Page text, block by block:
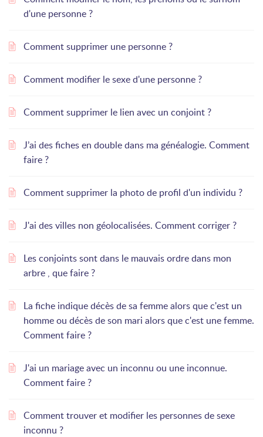
d'une personne ?
Comment supprimer une personne ?
Comment modifier le sexe d'une personne ?
Comment supprimer le lien avec un conjoint ?
J’ai des fiches en double dans ma généalogie. Comment
faire ?
Comment supprimer la photo de profil d'un individu ?
J'ai des villes non géolocalisées. Comment corriger ?
Les conjoints sont dans le mauvais ordre dans mon
arbre , que faire ?
La fiche indique décès de sa femme alors que c'est un
homme ou décès de son mari alors que c'est une femme.
Comment faire ?
J'ai un mariage avec un inconnu ou une inconnue.
Comment faire ?
Comment trouver et modifier les personnes de sexe
inconnu ?